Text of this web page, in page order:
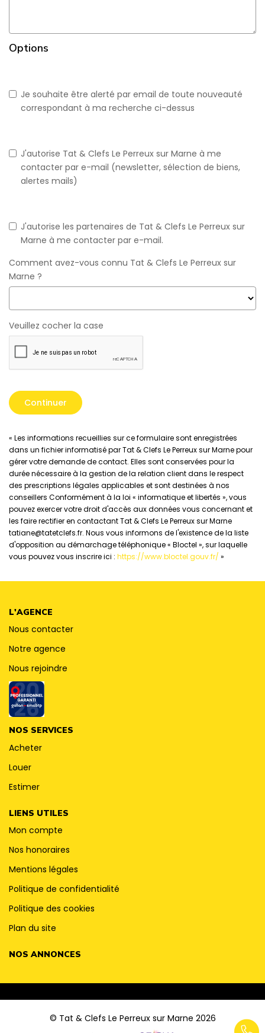
Options
Je souhaite être alerté par email de toute nouveauté
correspondant à ma recherche ci-dessus
J'autorise Tat & Clefs Le Perreux sur Marne à me
contacter par e-mail (newsletter, sélection de biens,
alertes mails)
J'autorise les partenaires de Tat & Clefs Le Perreux sur
Marne à me contacter par e-mail.
Comment avez-vous connu Tat & Clefs Le Perreux sur
Marne ?
Veuillez cocher la case
Continuer
« Les informations recueillies sur ce formulaire sont enregistrées
dans un fichier informatisé par Tat & Clefs Le Perreux sur Marne pour
gérer votre demande de contact. Elles sont conservées pour la
durée nécessaire à la gestion de la relation client dans le respect
des prescriptions légales applicables et sont destinées à nos
conseillers Conformément à la loi « informatique et libertés », vous
pouvez exercer votre droit d'accès aux données vous concernant et
les faire rectifier en contactant Tat & Clefs Le Perreux sur Marne
tatiane@tatetclefs.fr. Nous vous informons de l'existence de la liste
d'opposition au démarchage téléphonique « Bloctel », sur laquelle
vous pouvez vous inscrire ici : https://www.bloctel.gouv.fr/ »
L'AGENCE
Nous contacter
Notre agence
Nous rejoindre
NOS SERVICES
Acheter
Louer
Estimer
LIENS UTILES
Mon compte
Nos honoraires
Mentions légales
Politique de confidentialité
Politique des cookies
Plan du site
NOS ANNONCES
© Tat & Clefs Le Perreux sur Marne 2026